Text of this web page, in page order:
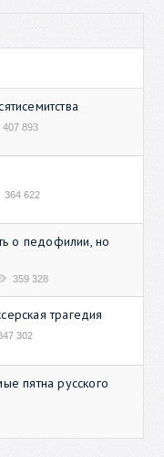
407 893
364 622
о педофилии, но
359 328
трагедия
302
пятна русского